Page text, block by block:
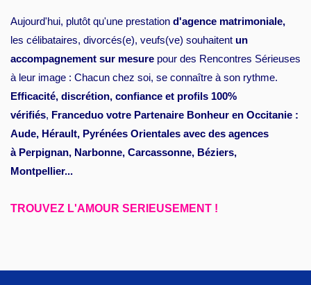
Aujourd'hui, plutôt qu'une prestation d'agence matrimoniale,
les célibataires, divorcés(e), veufs(ve) souhaitent un
accompagnement sur mesure pour des Rencontres Sérieuses
à leur image : Chacun chez soi, se connaître à son rythme.
Efficacité, discrétion, confiance et profils 100%
vérifiés, Franceduo votre Partenaire Bonheur en Occitanie :
Aude, Hérault, Pyrénées Orientales avec des agences
à Perpignan, Narbonne, Carcassonne, Béziers,
Montpellier...
TROUVEZ L'AMOUR SERIEUSEMENT !